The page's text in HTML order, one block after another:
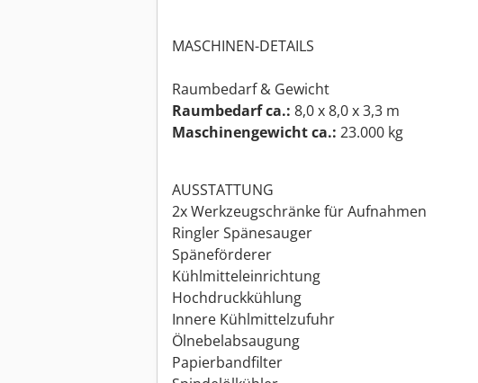
MASCHINEN-DETAILS
Raumbedarf & Gewicht
Raumbedarf ca.: 8,0 x 8,0 x 3,3 m
Maschinengewicht ca.: 23.000 kg
AUSSTATTUNG
2x Werkzeugschränke für Aufnahmen
Ringler Spänesauger
Späneförderer
Kühlmitteleinrichtung
Hochdruckkühlung
Innere Kühlmittelzufuhr
Ölnebelabsaugung
Papierbandfilter